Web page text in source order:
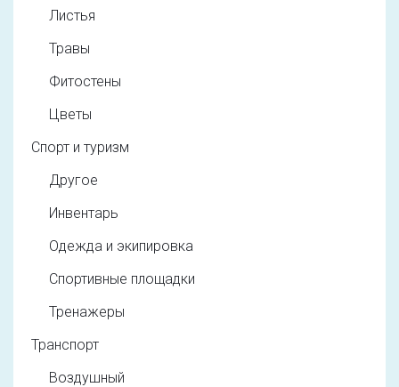
Листья
Травы
Фитостены
Цветы
Спорт и туризм
Другое
Инвентарь
Одежда и экипировка
Спортивные площадки
Тренажеры
Транспорт
Воздушный